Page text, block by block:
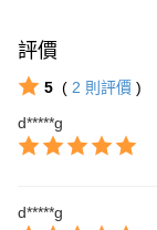
評價
5 ( 2 則評價 )
d*****g
d*****g